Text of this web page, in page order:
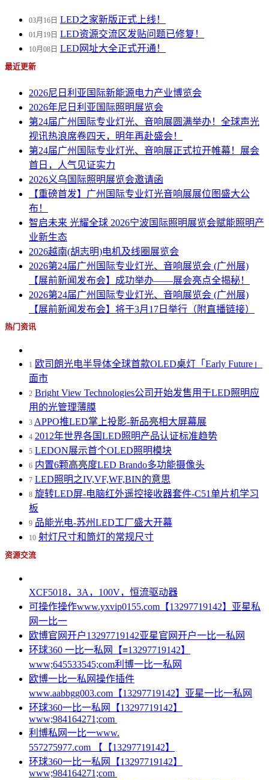
03月16日 LED之家新版正式上线！
01月19日 LED资源交流区发贴问题已修复！
10月08日 LED网址大全正式开通！
最近更新
2026尼日利亚国际新能源电力产业博览会
2026年尼日利亚国际照明展览会
第24届广州国际专业灯光、音响展圆满举办！全球声光
视讯热浪席卷四天，明年再赴盛会！
第24届广州国际专业灯光、音响展正式拉开帷幕！展会
首日，人气见证实力
2026义乌国际照明展览会邀请函
【重磅首发】广州国际专业灯光音响展展位图盛大公
布！
智启未来 光耀全球 2026宁波国际照明展览会赋能照明产
业新生态
2026越南(胡志明)电机及线圈展览会
2026第24届广州国际专业灯光、音响展览会 (广州展)
【展前新闻发布会】成功举办——展会亮点全揭秘！
2026第24届广州国际专业灯光、音响展览会 (广州展)
【展前新闻发布会】将于3月17日举行（附直播链接）
热门资讯
1 欧司朗光电半导体全球首款OLED桌灯「Early Future」
面市
2 Bright View Technologies公司开始发售用于LED照明应
用的光管理薄膜
3 APPO推LED掌上投影-新品亮相大屏幕展
4 2012年世界各国LED照明产品认证标准趋势
5 LEDON展示首个OLED照明模块
6 内置6颗高亮度LED Brando多功能摄像头
7 LED照明之IV,VF,WF,BIN的意思
8 旋转LED屏-电脑红外遥控接收器套件-C51单片机学习
板
9 品能光电-苏州LED工厂盛大开幕
10 射灯尺寸和筒灯的常规尺寸
资源交流
XCF5018，3A，100V，恒流驱动器
可操作操作www.yxvip0155.com【13297719142】亚星私
网一比一
欧博官网开户13297719142亚星官网开户一比一私网
环球360 一比一私网【≡13297719142】
www;645533545;com利博一比一私网
欧博一比一私网操作插件
www.aabbgg003.com【13297719142】亚星一比一私网
环球360一比一私网【13297719142】
www;984164271;com
利博私网一比一www.
557275977.com 【【13297719142】
环球360一比一私网【13297719142】
www;984164271;com